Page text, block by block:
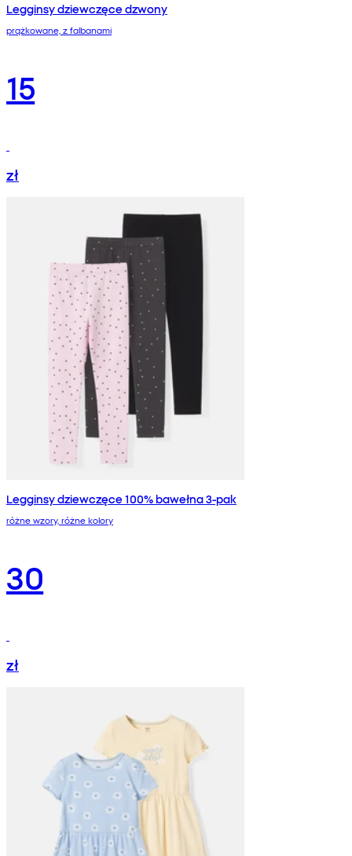
Legginsy dziewczęce dzwony
prążkowane, z falbanami
15
zł
Legginsy dziewczęce 100% bawełna 3-pak
różne wzory, różne kolory
30
zł